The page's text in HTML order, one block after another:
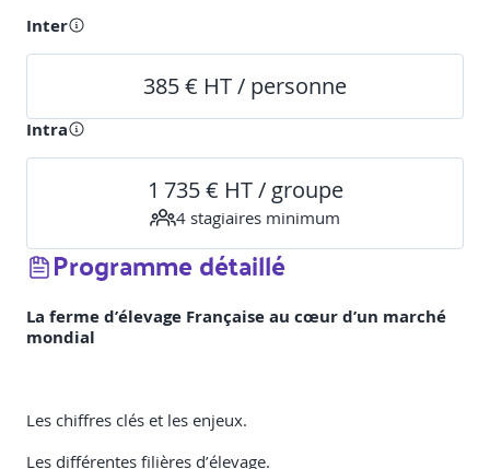
Inter
385 € HT / personne
Intra
1 735 € HT / groupe
4 stagiaires minimum
Programme détaillé
La ferme d’élevage Française au cœur d’un marché
mondial
Les chiffres clés et les enjeux.
Les différentes filières d’élevage.